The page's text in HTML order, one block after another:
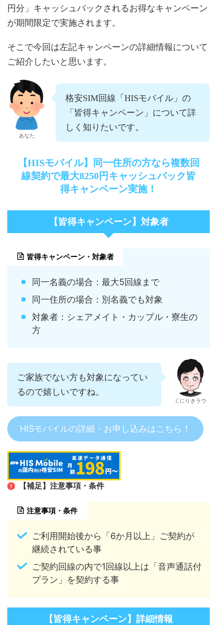
円分」キャッシュバックされるお得なキャンペーン
が期間限定で実施されます。
そこで今回は左記キャンペーンの詳細情報について
ご紹介したいと思います。
あなた
格安SIM回線「HISモバイル」の
「皆得キャンペーン」について詳
しく知りたいです。
【HISモバイル】同一住所の方なら複数回
線契約で最大8250円キャッシュバック皆
得キャンペーン実施！
【皆得キャンペーン】対象者
皆得キャンペーン・対象者
同一名義の場合：最大5回線まで
同一住所の場合：別名義でも対象
対象者：シェアメイト・カップル・寮生の
方
ご家族でない方も対象になってい
るので嬉しいですね。
くにりきラウ
HISモバイルの詳細・お申し込みはこちら！
【補足】注意事項・条件
注意事項・条件
ご利用開始後から「6か月以上」ご契約が
継続されている事
ご契約回線の内で1回線以上は「音声通話付
プラン」を契約する事
【皆得キャンペーン】詳細情報